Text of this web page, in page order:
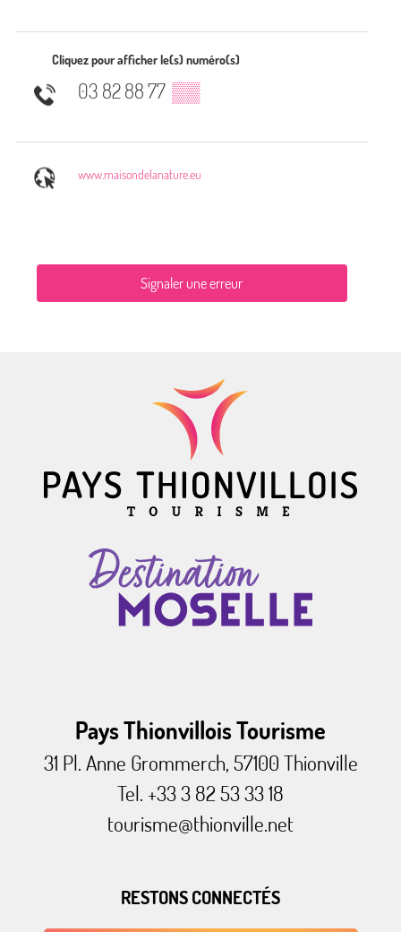
Cliquez pour afficher le(s) numéro(s)
03 82 88 77 ▒▒
www.maisondelanature.eu
Signaler une erreur
Pays Thionvillois Tourisme
31 Pl. Anne Grommerch, 57100 Thionville
Tel. +33 3 82 53 33 18
tourisme@thionville.net
RESTONS CONNECTÉS